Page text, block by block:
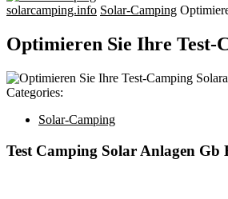
solarcamping.info Solar-Camping
Optimieren Sie Ihre Test-
Categories:
Solar-Camping
Test Camping Solar Anlagen Gb